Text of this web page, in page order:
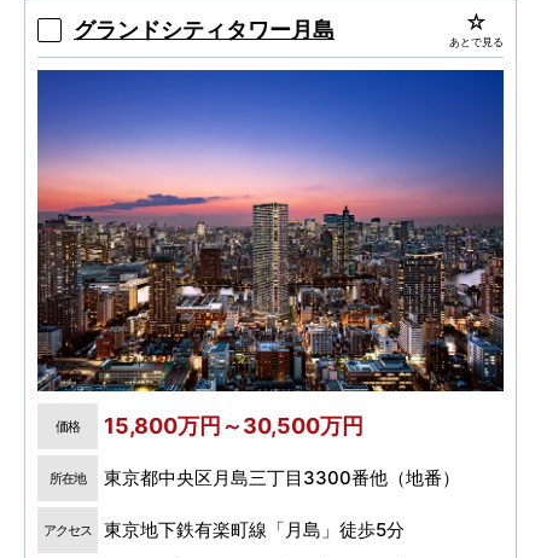
【実物見学可能】格調高いエントランスホール
と迎賓のグランドロビー、ホテルライクな内廊
グランドシティタワー月島 あとで見る
価格 15,800万円～30,500万円
所在地 東京都中央区月島三丁目3300番他（地番）
アクセス 東京地下鉄有楽町線「月島」徒歩5分